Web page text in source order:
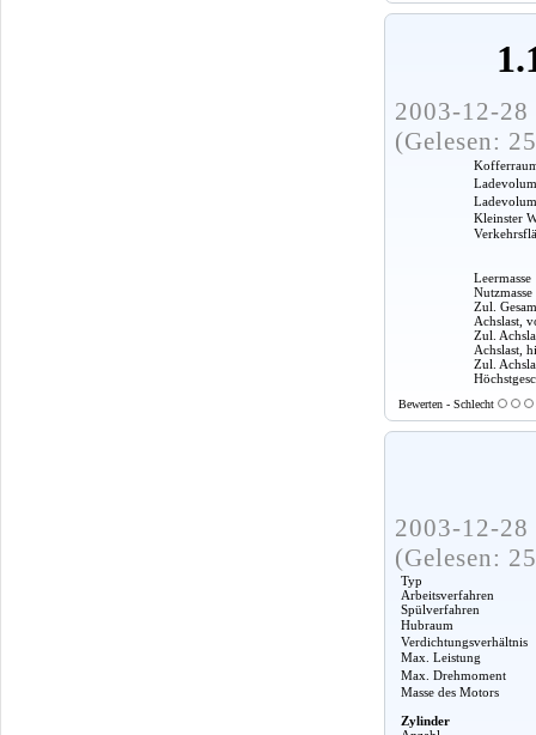
2003-12-
(Gelesen:
Kleinster
Leermasse
Nutzmasse
Zul.
Achslast,
Zul.
Achslast,
Zul.
Bewerten - Schlecht
2003-12-
(Gelesen:
Typ
Arbeitsverfahren
Spülverfahren
Hubraum
Verdichtungsverhältnis
Max. Leistung
Max. Drehmoment
Masse des Motors
Zylinder